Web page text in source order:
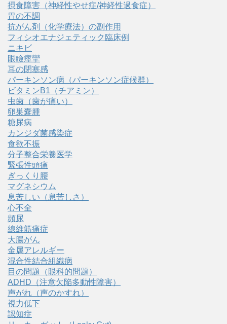
摂食障害（神経性やせ症/神経性過食症）
胃の不調
抗がん剤（化学療法）の副作用
フィシオエナジェティック臨床例
ニキビ
眼瞼痙攣
耳の閉塞感
パーキンソン病（パーキンソン症候群）
ビタミンB1（チアミン）
虫歯（歯が痛い）
卵巣嚢腫
糖尿病
カンジダ菌感染症
食欲不振
分子整合栄養医学
緊張性頭痛
ぎっくり腰
マグネシウム
息苦しい（息苦しさ）
心不全
頻尿
線維筋痛症
大腸がん
金属アレルギー
混合性結合組織病
目の問題（眼科的問題）
ADHD（注意欠陥多動性障害）
声がれ（声のかすれ）
視力低下
認知症